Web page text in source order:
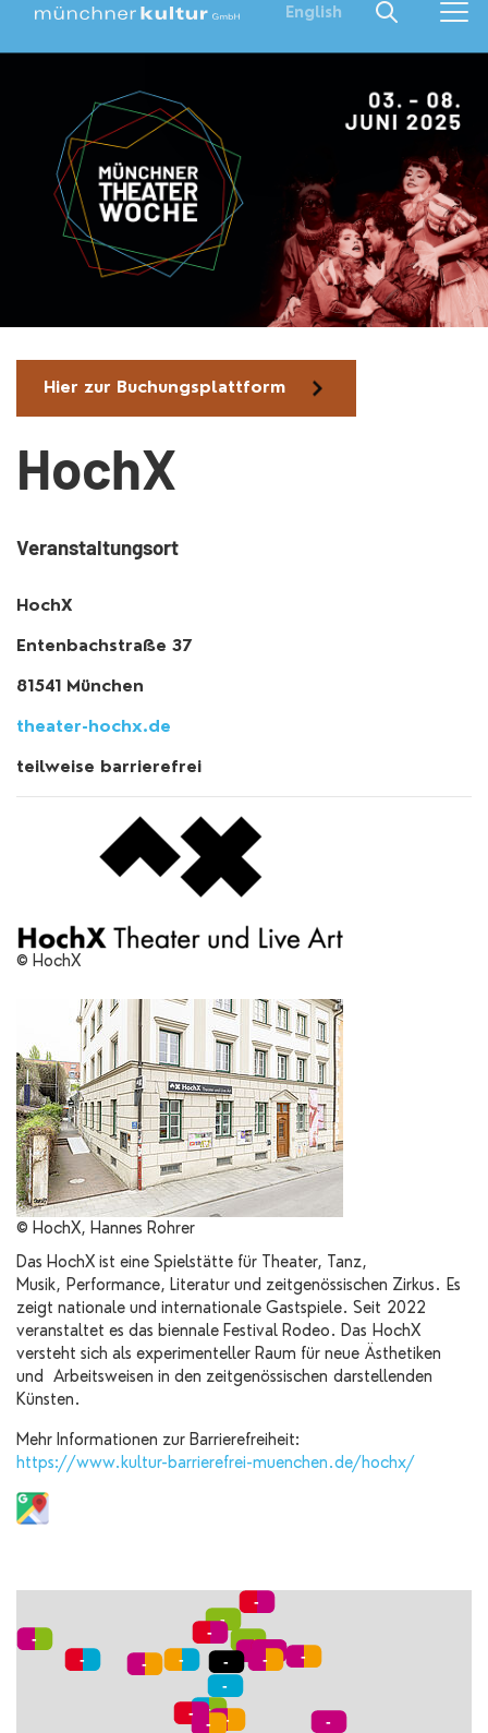
English
Hier zur Buchungsplattform
HochX
Veranstaltungsort
HochX
Entenbachstraße 37
81541 München
theater-hochx.de
teilweise barrierefrei
© HochX
© HochX, Hannes Rohrer
Das HochX ist eine Spielstätte für Theater, Tanz,
Musik, Performance, Literatur und zeitgenössischen Zirkus. Es
zeigt nationale und internationale Gastspiele. Seit 2022
veranstaltet es das biennale Festival Rodeo. Das HochX
versteht sich als experimenteller Raum für neue Ästhetiken
und Arbeitsweisen in den zeitgenössischen darstellenden
Künsten.
Mehr Informationen zur Barrierefreiheit:
https://www.kultur-barrierefrei-muenchen.de/hochx/